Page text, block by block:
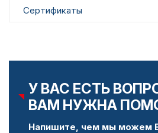
Сертификаты
У ВАС ЕСТЬ
ВАМ НУЖНА
Напишите, чем мы можем